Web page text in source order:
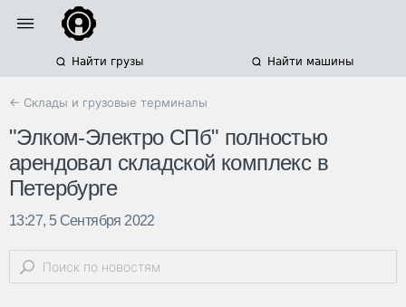
Найти грузы Найти машины
← Склады и грузовые терминалы
"Элком-Электро СПб" полностью
арендовал складской комплекс в
Петербурге
13:27, 5 Сентября 2022